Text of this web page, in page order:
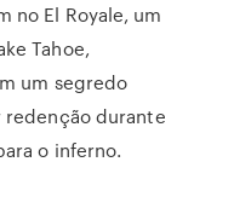
no El Royale, um
Tahoe,
um segredo
durante
o inferno.